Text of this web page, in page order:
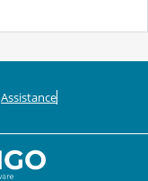
Assistance